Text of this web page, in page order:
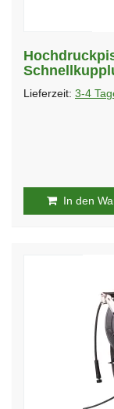
Lieferzeit: 3-4
In den